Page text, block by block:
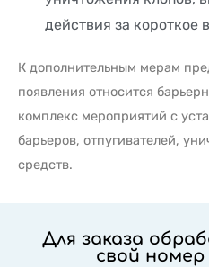
действия за короткое
К дополнительным мерам
появления относится
комплекс мероприятий с
барьеров, отпугивателей,
средств.
Для заказа
свой